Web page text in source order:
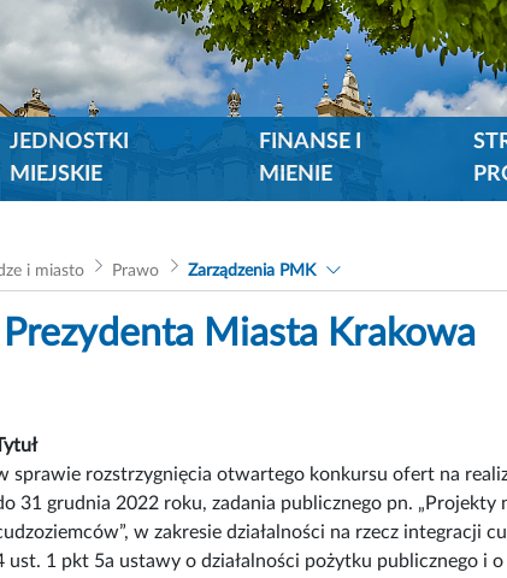
JEDNOSTKI
MIEJSKIE
FINANSE I
MIENIE
i miasto Prawo Zarządzenia PMK
Miasta Krakowa
sprawie rozstrzygnięcia otwartego konkursu ofert na
31 grudnia 2022 roku, zadania publicznego pn. „Projekty
w zakresie działalności na rzecz integracji
ust. 1 pkt 5a ustawy o działalności pożytku publicznego i